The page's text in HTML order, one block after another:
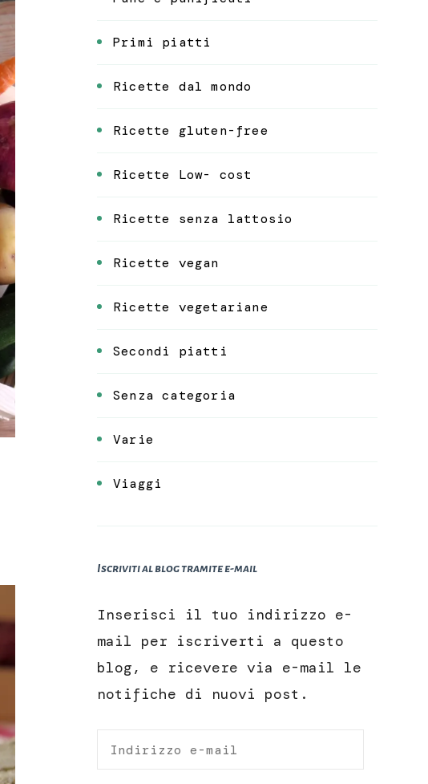
Primi piatti
Ricette dal mondo
Ricette gluten-free
Ricette Low- cost
Ricette senza lattosio
Ricette vegan
Ricette vegetariane
Secondi piatti
Senza categoria
Varie
Viaggi
Iscriviti al blog tramite e-mail
Inserisci il tuo indirizzo e-
mail per iscriverti a questo
blog, e ricevere via e-mail le
notifiche di nuovi post.
Indirizzo